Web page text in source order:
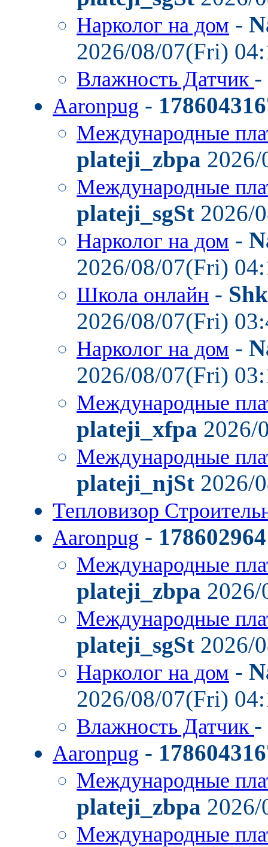
Нарколог на дом -
2026/08/07(Fri)
Влажность Датчик -
Aaronpug -
Международные
plateji_zbpa
Международные
plateji_sgSt 2026/
Нарколог на дом -
2026/08/07(Fri)
Школа онлайн -
2026/08/07(Fri)
Нарколог на дом -
2026/08/07(Fri)
Международные
plateji_xfpa 2026/
Международные
plateji_njSt 2026/
Тепловизор
Aaronpug -
Международные
plateji_zbpa
Международные
plateji_sgSt 2026/
Нарколог на дом -
2026/08/07(Fri)
Влажность Датчик -
Aaronpug -
Международные
plateji_zbpa
Международные